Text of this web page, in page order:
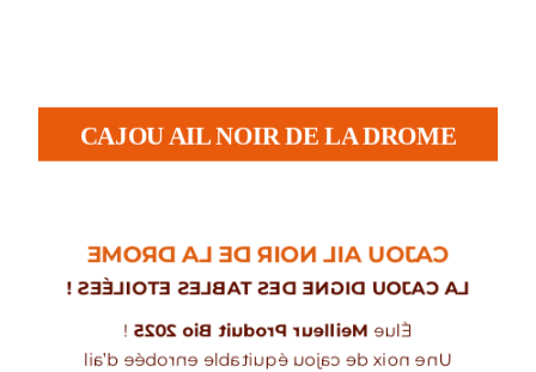
CAJOU AIL NOIR DE LA DROME
CAJOU AIL NOIR DE LA DROME
LA CAJOU DIGNE DES TABLES ETOILÉES !
Élue
Meilleur Produit Bio 2025
!
Une noix de cajou équitable enrobée d’ail